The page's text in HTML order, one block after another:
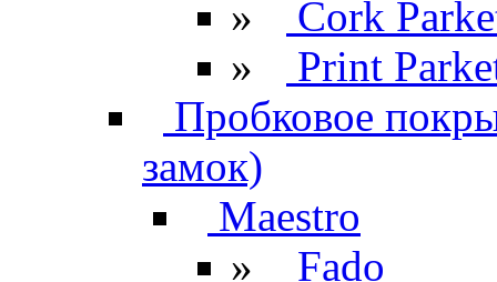
»
Cork
»
Print
Пробковое
замок)
Maestro
»
Fado